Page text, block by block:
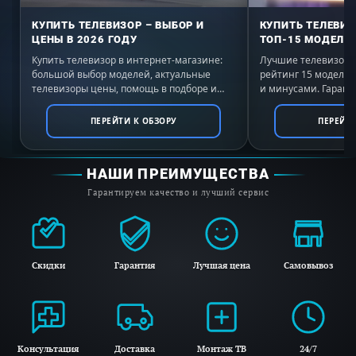
блокировки, акустический сигнал открытой
двери и оптический сигнал изменения
температуры, который отобразится
на современном дисплее.
Ключевые преимущества:
Динамическое охлаждение DynaCool
Компрессор с пониженной вибрацией
КУПИТЬ ТЕЛЕВИЗОР – ВЫБОР И
ЦЕНЫ В 2026 ГОДУ
Купить телевизор в интернет-магазине:
большой выбор моделей, актуальные
телевизоры цены, помощь в подборе и
выгодные условия покупки с доставкой по
всей России.ПЕРЕЙТИ К ОБЗОРУ
КУПИТЬ
ТОП-15
Лучшие телевизоры
рейтинг 15
и минусами.
России. Выбирайте
НАШИ ПРЕИМУЩЕСТВА
Гарантируем качество и лучший сервис
Скидки Гарантия Лучшая цена Самовывоз
Консультация Доставка Монтаж ТВ 24/7